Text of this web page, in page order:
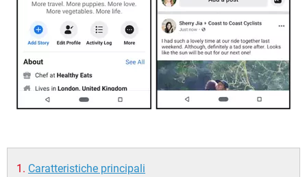
Caratteristiche principali